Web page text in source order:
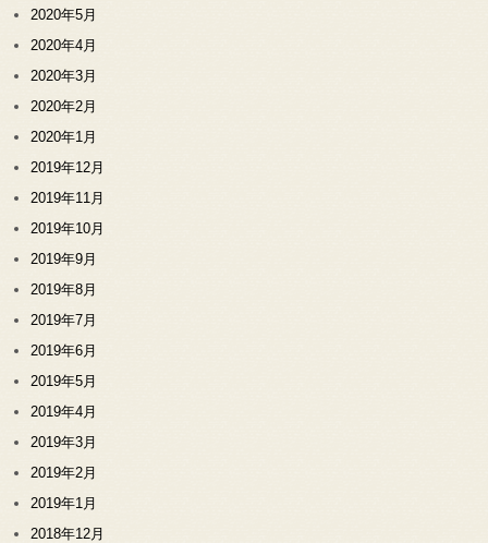
2020年5月
2020年4月
2020年3月
2020年2月
2020年1月
2019年12月
2019年11月
2019年10月
2019年9月
2019年8月
2019年7月
2019年6月
2019年5月
2019年4月
2019年3月
2019年2月
2019年1月
2018年12月